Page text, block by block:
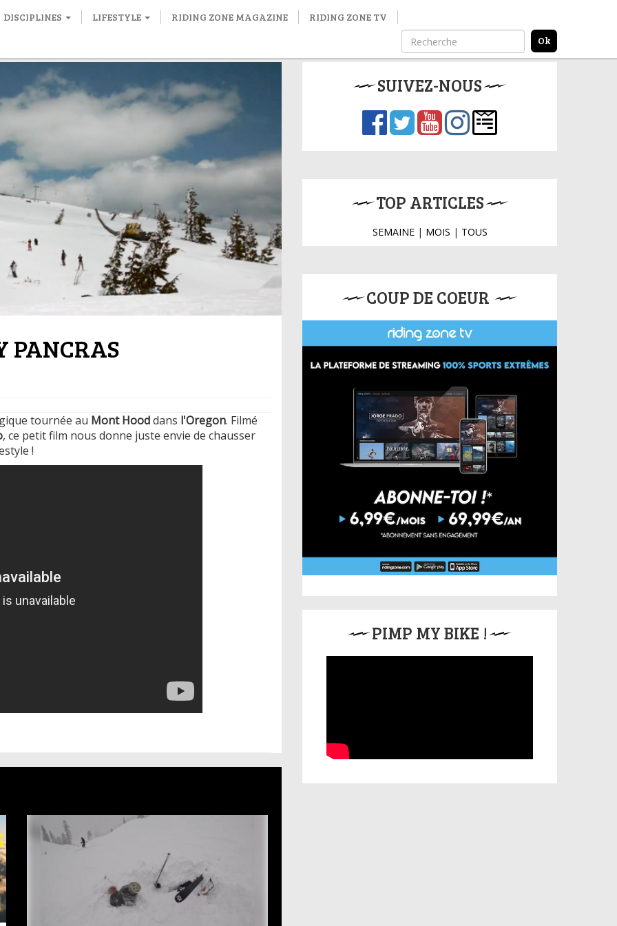
DISCIPLINES LIFESTYLE RIDING ZONE MAGAZINE RIDING ZONE TV
PANCRAS
tournée au Mont Hooddans l'Oregon. Filmé
, ce petit film nous donne juste envie de chausser
!
SUIVEZ-NOUS
TOP ARTICLES
SEMAINE| MOIS | TOUS
COUP DE COEUR
PIMP MY BIKE !